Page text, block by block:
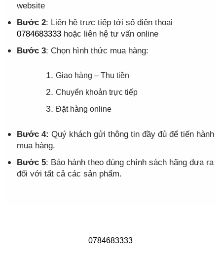
website
Bước 2: Liên hệ trực tiếp tới số điện thoại
0784683333hoặc liên hệ tư vấn online
Bước 3: Chọn hình thức mua hàng:
Giao hàng – Thu tiền
Chuyển khoản trực tiếp
Đặt hàng online
Bước 4: Quý khách gửi thông tin đầy đủ để tiến hành
mua hàng.
Bước 5: Bảo hành theo đúng chính sách hãng đưa ra
đối với tất cả các sản phẩm.
0784683333